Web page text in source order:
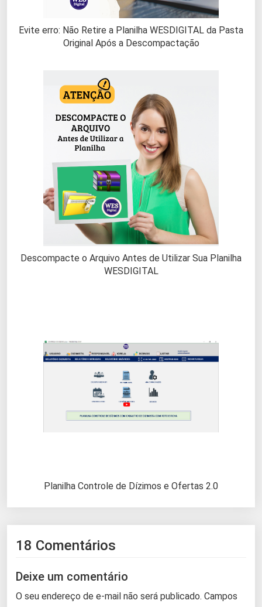
Evite erro: Não Retire a Planilha WESDIGITAL da Pasta
Original Após a Descompactação
Descompacte o Arquivo Antes de Utilizar Sua Planilha
WESDIGITAL
Planilha Controle de Dízimos e Ofertas 2.0
18 Comentários
Deixe um comentário
O seu endereço de e-mail não será publicado. Campos